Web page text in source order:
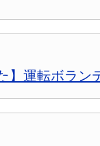
】運転ボラン